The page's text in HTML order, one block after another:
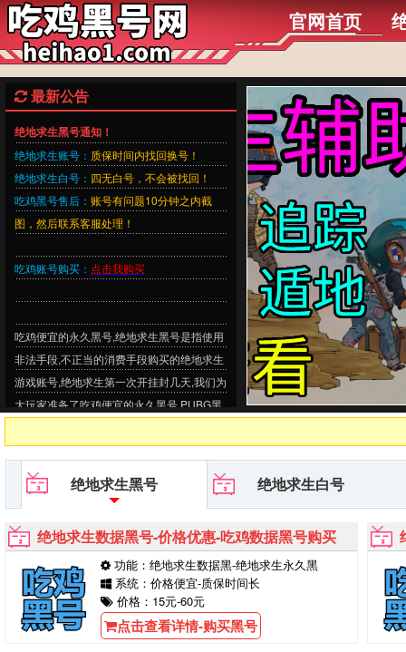
官网首页
最新公告
绝地求生黑号通知！
绝地求生账号： 质保时间内找回换号！
绝地求生白号： 四无白号，不会被找回！
吃鸡黑号售后： 账号有问题10分钟之内截
图，然后联系客服处理！
吃鸡账号购买： 点击我购买
吃鸡便宜的永久黑号,绝地求生黑号是指使用
非法手段,不正当的消费手段购买的绝地求生
游戏账号,绝地求生第一次开挂封几天,我们为
大玩家准备了吃鸡便宜的永久黑号,PUBG黑
绝地求生黑号 绝地求生白号
绝地求生数据黑号-价格优惠-吃鸡数据黑号购买
功能：绝地求生数据黑-绝地求生永久黑
系统：价格便宜-质保时间长
价格：15元-60元
点击查看详情-购买黑号